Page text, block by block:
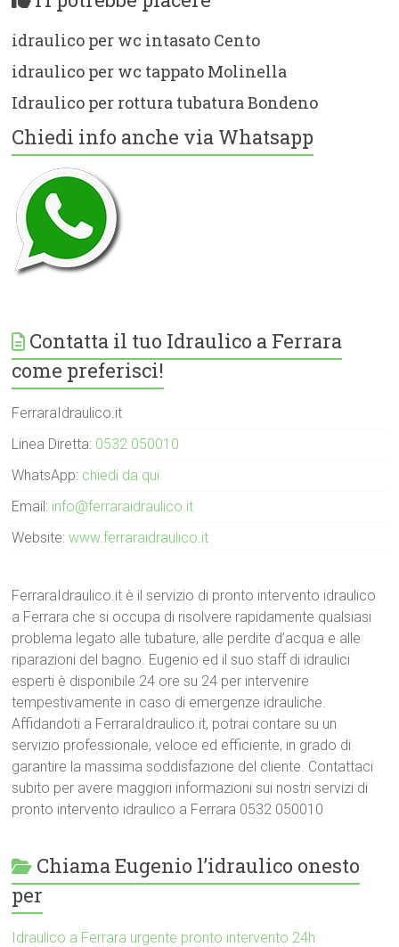
idraulico per wc intasato Cento
idraulico per wc tappato Molinella
Idraulico per rottura tubatura Bondeno
Chiedi info anche via Whatsapp
Contatta il tuo Idraulico a Ferrara
come preferisci!
FerraraIdraulico.it
Linea Diretta: 0532 050010
WhatsApp: chiedi da qui
Email: info@ferraraidraulico.it
Website:www.ferraraidraulico.it
FerraraIdraulico.it è il servizio di pronto intervento idraulico
a Ferrara che si occupa di risolvere rapidamente qualsiasi
problema legato alle tubature, alle perdite d’acqua e alle
riparazioni del bagno. Eugenio ed il suo staff di idraulici
esperti è disponibile 24 ore su 24 per intervenire
tempestivamente in caso di emergenze idrauliche.
Affidandoti a FerraraIdraulico.it, potrai contare su un
servizio professionale, veloce ed efficiente, in grado di
garantire la massima soddisfazione del cliente. Contattaci
subito per avere maggiori informazioni sui nostri servizi di
pronto intervento idraulico a Ferrara 0532 050010
Chiama Eugenio l’idraulico onesto
per
Idraulico a Ferrara urgente pronto intervento 24h